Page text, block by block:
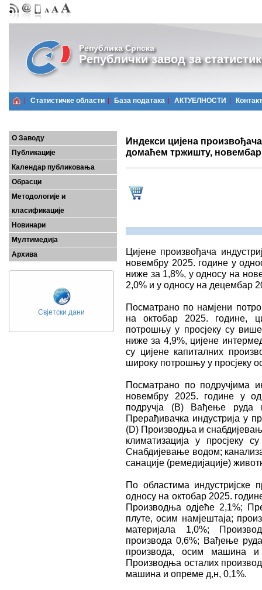
Република Српска
Републички завод за
Статистичке области Базa података АКТУЕЛНОСТИ Контакт
О Заводу
Публикације
Календар публиковања
Обрасци
Методологије и
класификације
Новинари
Мултимедија
Архива
Свјетски дани
Индекси цијена
домаћем тржишту, новембар
Цијенe произвођачa
новембру 2025. године у
ниже за 1,8%, у односу на
2,0% и у односу на децембар
Посматрано по намјени
на октобар 2025. године,
потрошњу у просјеку су
ниже за 4,9%, цијене
су цијене капиталних
широку потрошњу у просјеку
Посматрано по подручјима
новембру 2025. године у
подручја (B) Вађење руда
Прерађивачка индустрија у
(D) Производња и
климатизација у просјеку
Снабдијевање водом;
санације (ремедијације)
По областима индустријске
односу на октобар 2025.
Производња одјеће 2,1%;
плуте, осим намјештаја;
материјала 1,0%;
производа 0,6%; Вађење
производа, осим машина и
Производња осталих
машина и опреме д,н, 0,1%.